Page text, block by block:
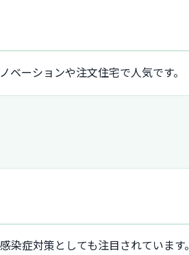
ーションや注文住宅で人気です。
症対策としても注目されています。